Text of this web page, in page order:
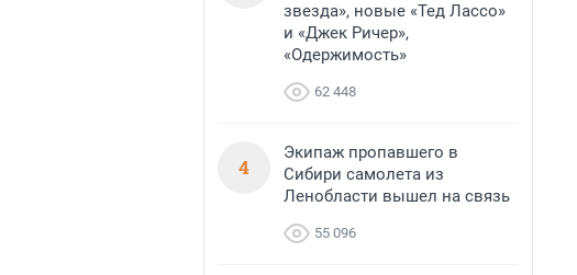
звезда», новые «Тед Лассо»
и «Джек Ричер»,
«Одержимость»
62 448
4
Экипаж пропавшего в
Сибири самолета из
Ленобласти вышел на связь
55 096